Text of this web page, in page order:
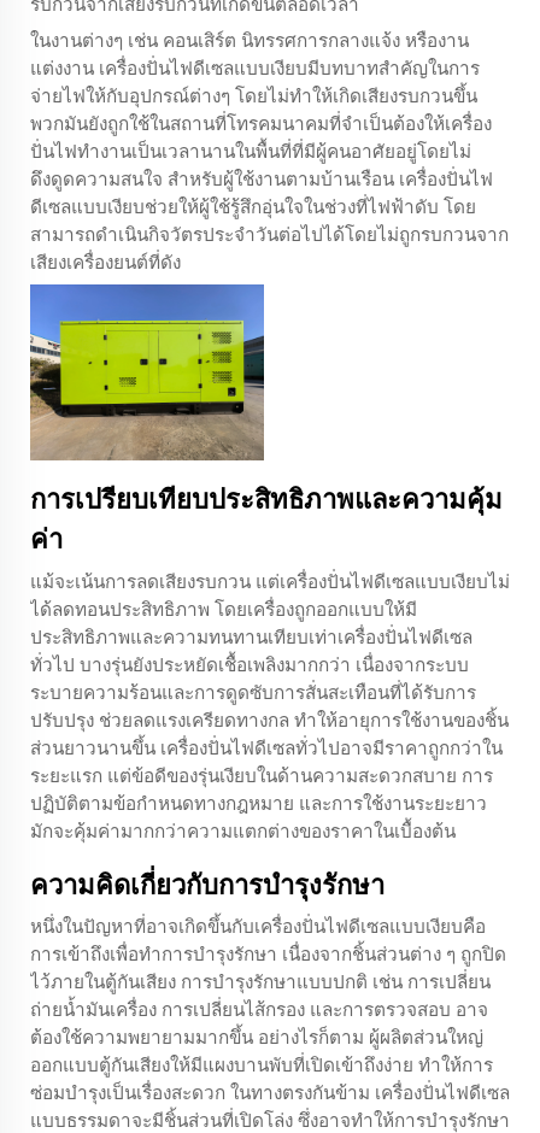
รบกวนจากเสียงรบกวนที่เกิดขึ้นตลอดเวลา
ในงานต่างๆ เช่น คอนเสิร์ต นิทรรศการกลางแจ้ง หรืองาน
แต่งงาน เครื่องปั่นไฟดีเซลแบบเงียบมีบทบาทสำคัญในการ
จ่ายไฟให้กับอุปกรณ์ต่างๆ โดยไม่ทำให้เกิดเสียงรบกวนขึ้น
พวกมันยังถูกใช้ในสถานที่โทรคมนาคมที่จำเป็นต้องให้เครื่อง
ปั่นไฟทำงานเป็นเวลานานในพื้นที่ที่มีผู้คนอาศัยอยู่โดยไม่
ดึงดูดความสนใจ สำหรับผู้ใช้งานตามบ้านเรือน เครื่องปั่นไฟ
ดีเซลแบบเงียบช่วยให้ผู้ใช้รู้สึกอุ่นใจในช่วงที่ไฟฟ้าดับ โดย
สามารถดำเนินกิจวัตรประจำวันต่อไปได้โดยไม่ถูกรบกวนจาก
เสียงเครื่องยนต์ที่ดัง
การเปรียบเทียบประสิทธิภาพและความคุ้ม
ค่า
แม้จะเน้นการลดเสียงรบกวน แต่เครื่องปั่นไฟดีเซลแบบเงียบไม่
ได้ลดทอนประสิทธิภาพ โดยเครื่องถูกออกแบบให้มี
ประสิทธิภาพและความทนทานเทียบเท่าเครื่องปั่นไฟดีเซล
ทั่วไป บางรุ่นยังประหยัดเชื้อเพลิงมากกว่า เนื่องจากระบบ
ระบายความร้อนและการดูดซับการสั่นสะเทือนที่ได้รับการ
ปรับปรุง ช่วยลดแรงเครียดทางกล ทำให้อายุการใช้งานของชิ้น
ส่วนยาวนานขึ้น เครื่องปั่นไฟดีเซลทั่วไปอาจมีราคาถูกกว่าใน
ระยะแรก แต่ข้อดีของรุ่นเงียบในด้านความสะดวกสบาย การ
ปฏิบัติตามข้อกำหนดทางกฎหมาย และการใช้งานระยะยาว
มักจะคุ้มค่ามากกว่าความแตกต่างของราคาในเบื้องต้น
ความคิดเกี่ยวกับการบํารุงรักษา
หนึ่งในปัญหาที่อาจเกิดขึ้นกับเครื่องปั่นไฟดีเซลแบบเงียบคือ
การเข้าถึงเพื่อทำการบำรุงรักษา เนื่องจากชิ้นส่วนต่าง ๆ ถูกปิด
ไว้ภายในตู้กันเสียง การบำรุงรักษาแบบปกติ เช่น การเปลี่ยน
ถ่ายน้ำมันเครื่อง การเปลี่ยนไส้กรอง และการตรวจสอบ อาจ
ต้องใช้ความพยายามมากขึ้น อย่างไรก็ตาม ผู้ผลิตส่วนใหญ่
ออกแบบตู้กันเสียงให้มีแผงบานพับที่เปิดเข้าถึงง่าย ทำให้การ
ซ่อมบำรุงเป็นเรื่องสะดวก ในทางตรงกันข้าม เครื่องปั่นไฟดีเซล
แบบธรรมดาจะมีชิ้นส่วนที่เปิดโล่ง ซึ่งอาจทำให้การบำรุงรักษา